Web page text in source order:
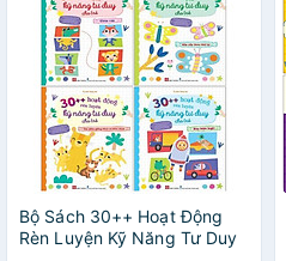
Bộ Sách 30++ Hoạt Động
Rèn Luyện Kỹ Năng Tư Duy